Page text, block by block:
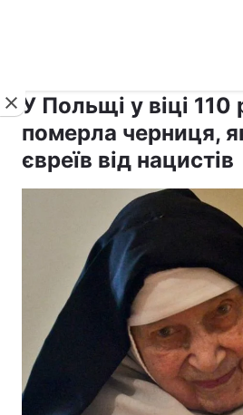
У Польщі у віці 110
померла черниця,
євреїв від нацистів